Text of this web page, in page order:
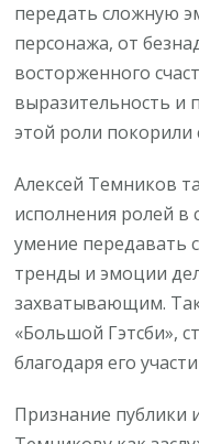
передать сложную
персонажа, от
восторженного
выразительность и
этой роли покорили
Алексей Темников
исполнения ролей в
умение передавать
тренды и эмоции
захватывающим.
«Большой Гэтсби»,
благодаря его
Признание публики